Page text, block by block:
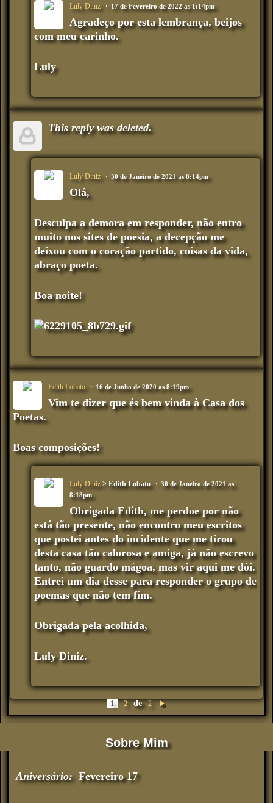
Luly Diniz 17 de Fevereiro de 2022 as 1:14pm
Agradeço por esta lembrança, beijos
com meu carinho.
Luly
This reply was deleted.
Luly Diniz 30 de Janeiro de 2021 as 8:14pm
Olá,
Desculpa a demora em responder, não entro
muito nos sites de poesia, a decepção me
deixou com o coração partido, coisas da vida,
abraço poeta.
Boa noite!
Edith Lobato 16 de Junho de 2020 as 8:19pm
Vim te dizer que és bem vinda à Casa dos
Poetas.
Boas composições!
Luly Diniz > Edith Lobato
30 de Janeiro de 2021 as
8:18pm
Obrigada Edith, me perdoe por não
está tão presente, não encontro meu escritos
que postei antes do incidente que me tirou
desta casa tão calorosa e amiga, já não escrevo
tanto, não guardo mágoa, mas vir aqui me dói.
Entrei um dia desse para responder o grupo de
poemas que não tem fim.
Obrigada pela acolhida,
Luly Diniz.
1 2 de 2
Pr
óx
o
Sobre Mim
Aniversário: Fevereiro 17